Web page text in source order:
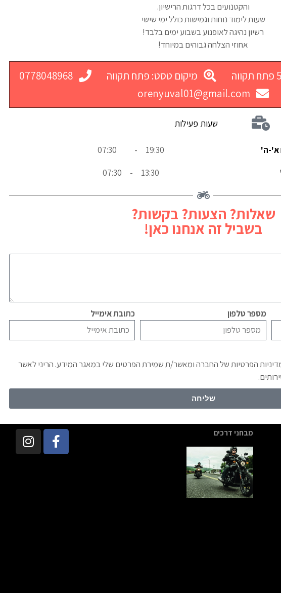
והקטנועים בכל דרגות הרישיון.
שעות לימוד נוחות וגמישות כולל ימי שישי
רשיון נהיגה לאופנוע בשבוע ימים בלבד!
אחוזי הצלחה גבוהים במיוחד!
מיקום טסט: פתח תקווה
0778048968
orenyuval01@gmail.com
שעות פעילות
א'-ה' 19:30
-
07:30
13:30
-
07:30
שאלות? הצעות? בקשות?
בשביל זה אנחנו כאן!
מספר טלפון כתובת אימייל
הפרטיות של החברה ומאשר/ת שמירת הפרטים שלי במאגר המידע. הריני לאשר
שליחה
מבחני דרכים